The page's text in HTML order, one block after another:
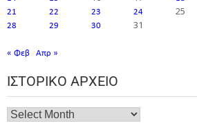
21 22 23 24 25
28 29 30 31
« Φεβ Απρ »
ΙΣΤΟΡΙΚΌ ΑΡΧΕΊΟ